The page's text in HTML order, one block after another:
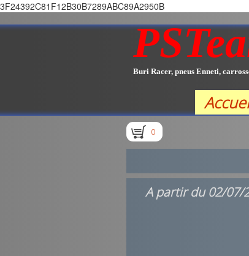
3F24392C81F12B30B7289ABC89A2950B
Buri Racer, pneus Enneti,
0
A partir du 02/07/